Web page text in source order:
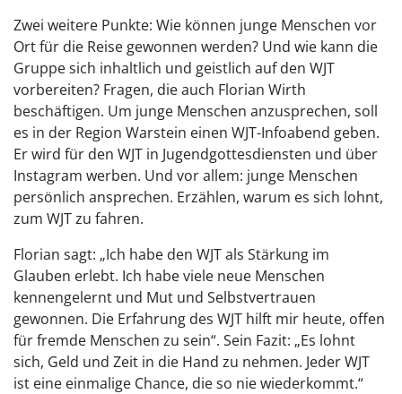
Zwei weitere Punkte: Wie können junge Menschen vor
Ort für die Reise gewonnen werden? Und wie kann die
Gruppe sich inhaltlich und geistlich auf den WJT
vorbereiten? Fragen, die auch Florian Wirth
beschäftigen. Um junge Menschen anzusprechen, soll
es in der Region Warstein einen WJT-Infoabend geben.
Er wird für den WJT in Jugendgottesdiensten und über
Instagram werben. Und vor allem: junge Menschen
persönlich ansprechen. Erzählen, warum es sich lohnt,
zum WJT zu fahren.
Florian sagt: „Ich habe den WJT als Stärkung im
Glauben erlebt. Ich habe viele neue Menschen
kennengelernt und Mut und Selbstvertrauen
gewonnen. Die Erfahrung des WJT hilft mir heute, offen
für fremde Menschen zu sein“. Sein Fazit: „Es lohnt
sich, Geld und Zeit in die Hand zu nehmen. Jeder WJT
ist eine einmalige Chance, die so nie wiederkommt.“